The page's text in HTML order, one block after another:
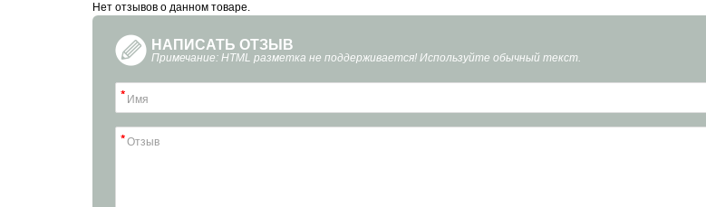
Нет отзывов о данном товаре.
НАПИСАТЬ ОТЗЫВ
Примечание: HTML разметка не поддерживается! Используйте обычный текст.